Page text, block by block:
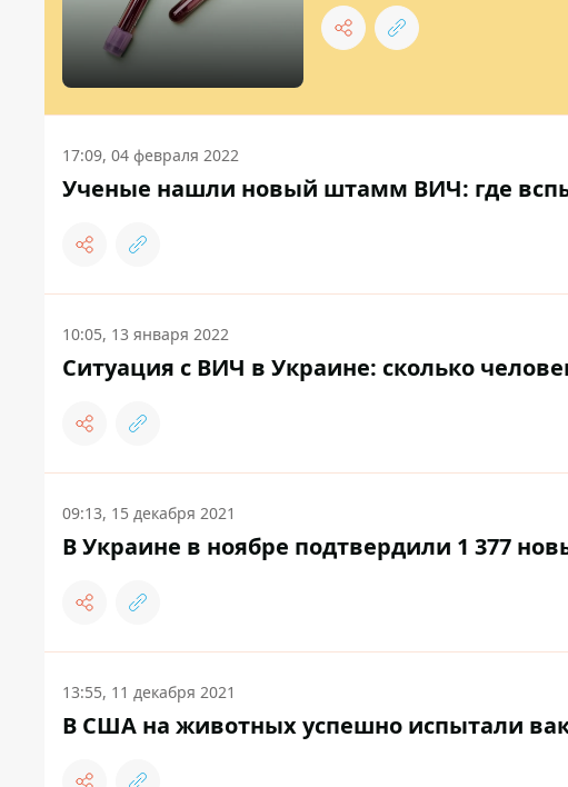
17:09, 04 февраля 2022
Ученые нашли новый штамм ВИЧ: где
10:05, 13 января 2022
Ситуация с ВИЧ в Украине: сколько
09:13, 15 декабря 2021
В Украине в ноябре подтвердили 1 377
13:55, 11 декабря 2021
В США на животных успешно испытали